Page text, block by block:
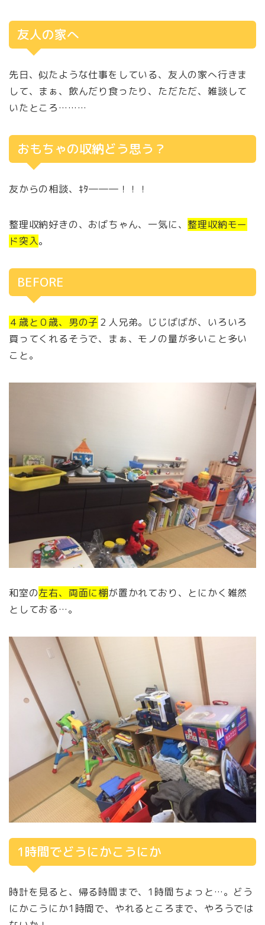
友人の家へ
先日、似たような仕事をしている、友人の家へ行きま
して、まぁ、飲んだり食ったり、ただただ、雑談して
いたところ………
おもちゃの収納どう思う？
友からの相談、ｷﾀ―――！！！
整理収納好きの、おばちゃん、一気に、 整理収納モー
ド突入。
BEFORE
４歳と０歳、男の子 ２人兄弟。じじばばが、いろいろ
買ってくれるそうで、まぁ、モノの量が多いこと多い
こと。
和室の左右、両面に棚が置かれており、とにかく雑然
としておる…。
1時間でどうにかこうにか
時計を見ると、帰る時間まで、1時間ちょっと…。どう
にかこうにか1時間で、やれるところまで、やろうでは